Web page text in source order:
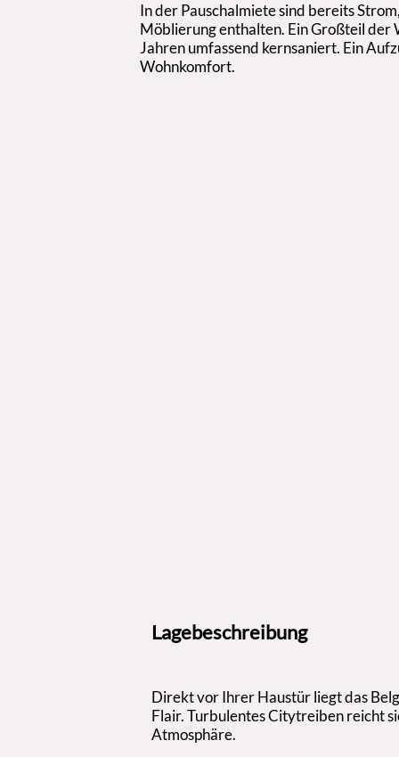
In der Pauschalmiete sind bereits
Möblierung enthalten. Ein Großteil der
Jahren umfassend kernsaniert. Ein
Wohnkomfort.
Lagebeschreibung
Direkt vor Ihrer Haustür liegt das
Flair. Turbulentes Citytreiben reicht
Atmosphäre.